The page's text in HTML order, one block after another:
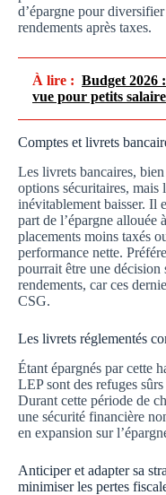
d’épargne pour
rendements après taxes.
À lire : Budget 2026
vue pour petits
Comptes et livrets
Les livrets bancaires,
options sécuritaires, mais
inévitablement baisser. Il
part de l’épargne allouée
placements moins taxés
performance nette.
pourrait être une décision
rendements, car ces
CSG.
Les livrets réglementés
Étant épargnés par cette
LEP sont des refuges
Durant cette période de
une sécurité financière
en expansion sur
Anticiper et adapter sa
minimiser les pertes